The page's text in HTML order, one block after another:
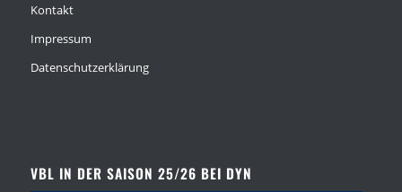
Kontakt
Impressum
Datenschutzerklärung
VBL IN DER SAISON 25/26 BEI DYN